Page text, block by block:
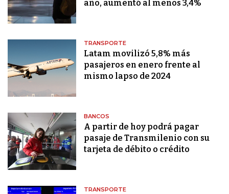
año, aumentó al menos 3,4%
TRANSPORTE
Latam movilizó 5,8% más
pasajeros en enero frente al
mismo lapso de 2024
BANCOS
A partir de hoy podrá pagar
pasaje de Transmilenio con su
tarjeta de débito o crédito
TRANSPORTE